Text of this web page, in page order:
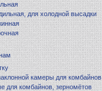
для холодной высадки
камеры для комбайнов
для комбайнов, зерномётов